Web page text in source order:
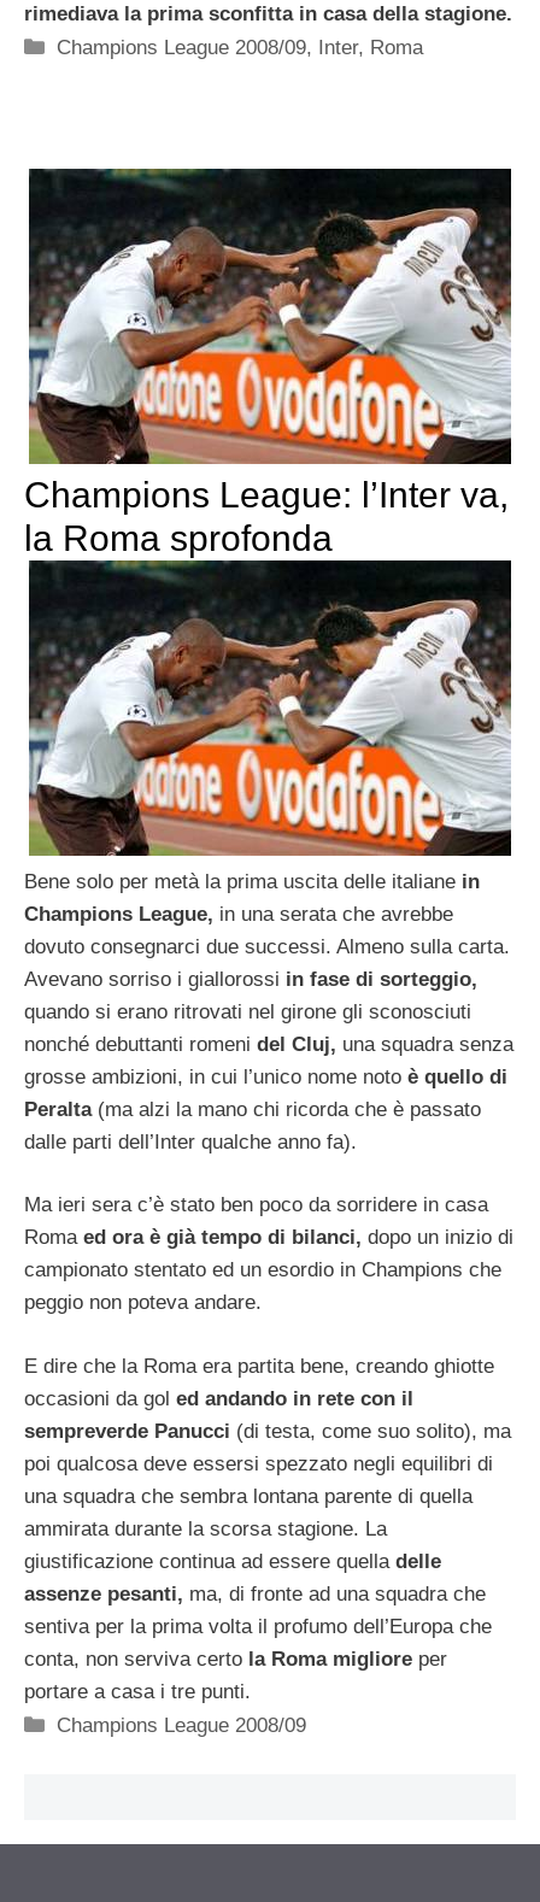
rimediava la prima sconfitta in casa della stagione.
Categorie
Champions League 2008/09, Inter, Roma
Champions League: l’Inter va,
la Roma sprofonda
Bene solo per metà la prima uscita delle italiane in
Champions League, in una serata che avrebbe
dovuto consegnarci due successi. Almeno sulla carta.
Avevano sorriso i giallorossi in fase di sorteggio,
quando si erano ritrovati nel girone gli sconosciuti
nonché debuttanti romeni del Cluj, una squadra senza
grosse ambizioni, in cui l’unico nome noto è quello di
Peralta(ma alzi la mano chi ricorda che è passato
dalle parti dell’Inter qualche anno fa).
Ma ieri sera c’è stato ben poco da sorridere in casa
Romaed ora è già tempo di bilanci, dopo un inizio di
campionato stentato ed un esordio in Champions che
peggio non poteva andare.
E dire che la Roma era partita bene, creando ghiotte
occasioni da gol ed andando in rete con il
sempreverde Panucci (di testa, come suo solito), ma
poi qualcosa deve essersi spezzato negli equilibri di
una squadra che sembra lontana parente di quella
ammirata durante la scorsa stagione. La
giustificazione continua ad essere quella delle
assenze pesanti, ma, di fronte ad una squadra che
sentiva per la prima volta il profumo dell’Europa che
conta, non serviva certo la Roma migliore per
portare a casa i tre punti.
Categorie
Champions League 2008/09